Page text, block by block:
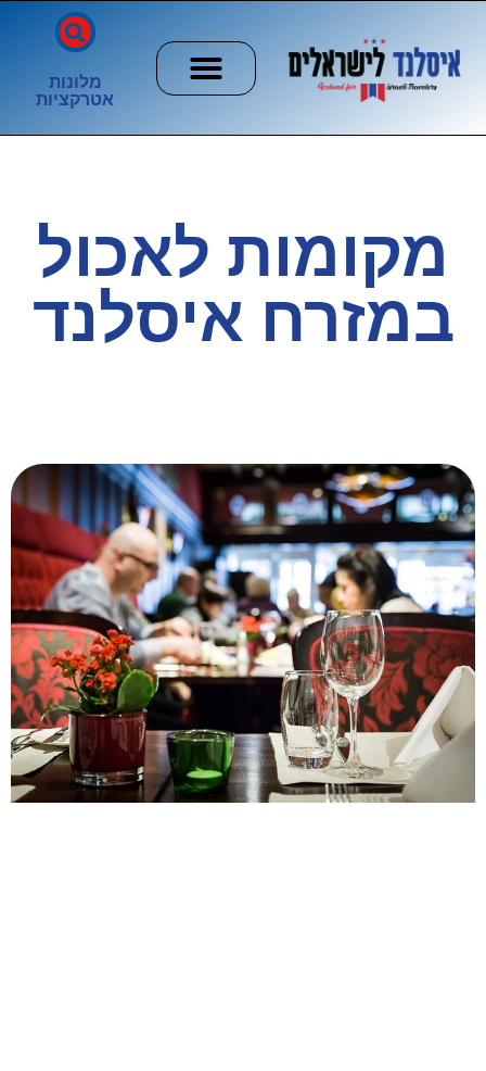
מלונות
אטרקציות
מקומות לאכול
במזרח איסלנד